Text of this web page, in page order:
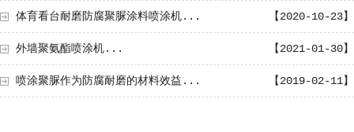
【2020-10-23】
体育看台耐磨防腐聚脲涂料喷涂机...
【2021-01-30】
外墙聚氨酯喷涂机...
【2019-02-11】
喷涂聚脲作为防腐耐磨的材料效益...